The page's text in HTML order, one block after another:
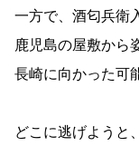
一方で、酒匂兵衛
鹿児島の屋敷から
長崎に向かった可
どこに逃げようと